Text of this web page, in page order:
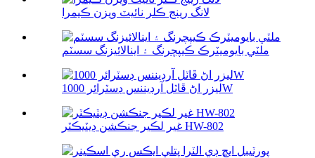
لانگ رينج ڪلر نائيٽ ويزن ڪيمرا
ملٽي بايوميٽرڪ ڪيپچرنگ ۽ اينالائيزنگ سسٽم
ليزر اڻ ڦاٽل آرڊيننس ڊسٽرائر 1000W
غير لڪير جنڪشن ڊيٽيڪٽر HW-802